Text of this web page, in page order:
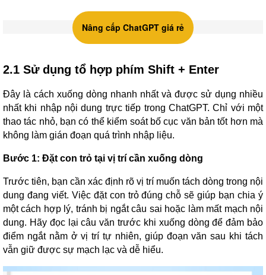
Nâng cấp ChatGPT giá rẻ
2.1 Sử dụng tổ hợp phím Shift + Enter
Đây là cách xuống dòng nhanh nhất và được sử dụng nhiều
nhất khi nhập nội dung trực tiếp trong ChatGPT. Chỉ với một
thao tác nhỏ, bạn có thể kiểm soát bố cục văn bản tốt hơn mà
không làm gián đoạn quá trình nhập liệu.
Bước 1: Đặt con trỏ tại vị trí cần xuống dòng
Trước tiên, bạn cần xác định rõ vị trí muốn tách dòng trong nội
dung đang viết. Việc đặt con trỏ đúng chỗ sẽ giúp bạn chia ý
một cách hợp lý, tránh bị ngắt câu sai hoặc làm mất mạch nội
dung. Hãy đọc lại câu văn trước khi xuống dòng để đảm bảo
điểm ngắt nằm ở vị trí tự nhiên, giúp đoạn văn sau khi tách
vẫn giữ được sự mạch lạc và dễ hiểu.